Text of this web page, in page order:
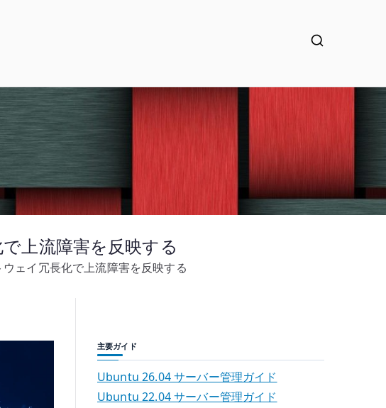
上流障害を反映する
ェイ冗長化で上流障害を反映する
主要ガイド
Ubuntu 26.04 サーバー管理ガイド
Ubuntu 22.04 サーバー管理ガイド